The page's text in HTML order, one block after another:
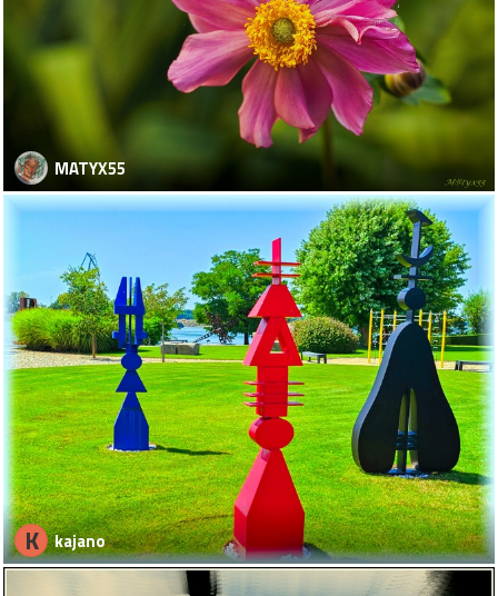
MATYX55
K kajano